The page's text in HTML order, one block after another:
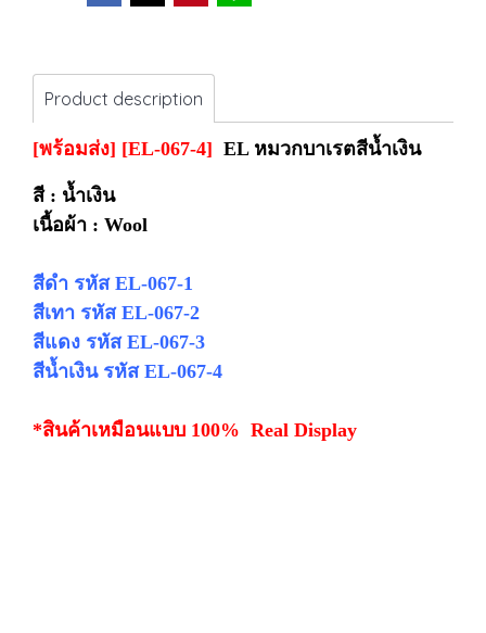
Product description
[พร้อมส่ง] [EL-067-4] EL หมวกบาเรตสีน้ำเงิน
สี : น้ำเงิน
เนื้อผ้า : Wool
สีดำ รหัส EL-067-1
สีเทา รหัส EL-067-2
สีแดง รหัส EL-067-3
สีน้ำเงิน รหัส EL-067-4
*สินค้าเหมือนแบบ 100% Real Display